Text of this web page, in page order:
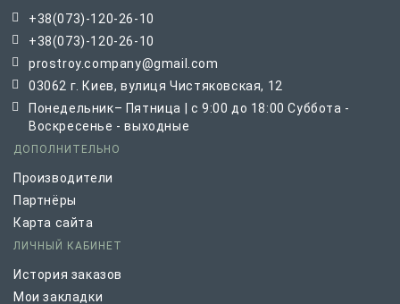
+38(073)-120-26-10
+38(073)-120-26-10
prostroy.company@gmail.com
03062 г. Киев, вулиця Чистяковская, 12
Понедельник– Пятница | с 9:00 до 18:00 Суббота -
Воскресенье - выходные
ДОПОЛНИТЕЛЬНО
Производители
Партнёры
Карта сайта
ЛИЧНЫЙ КАБИНЕТ
История заказов
Мои закладки